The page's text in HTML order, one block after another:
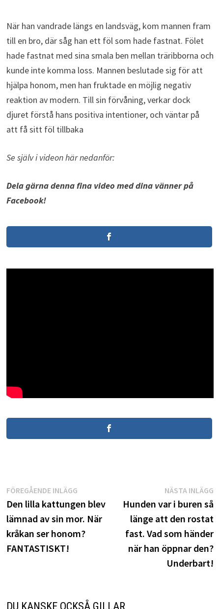
När han vandrade längs en landsväg, kom mannen fram
till en bro, där såg han ett föl som hade fastnat. Fölet
hade fastnat med sina smala ben mellan träribborna och
kunde inte komma loss. Mannen beslutade sig för att
hjälpa honom, men han fruktade en möjlig negativ
reaktion av modern. Till sin förvåning, verkar dock
djuret förstå hans positiva intentioner, och väntar på
att få sitt föl tillbaka
Se själv i videon här nedanför:
Dela gärna denna fina video med dina vänner på
Facebook!
Inläggsnavigering
FÖREGÅENDE INLÄGGFöregående
inlägg:
Den lilla kattungen blev
lämnad av sin mor. När
kråkan ser honom?
FANTASTISKT!
NÄSTA INLÄGG
Hunden var i buren så
länge att den rostat
fast. Vad som händer
när han öppnar den?
Underbart!
DU KANSKE OCKSÅ GILLAR